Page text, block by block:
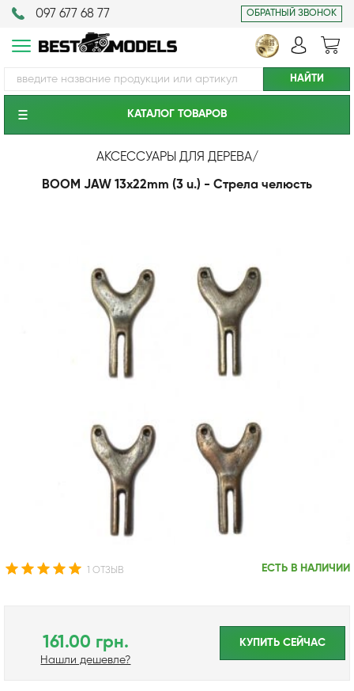
097 677 68 77 ОБРАТНЫЙ ЗВОНОК
КАТАЛОГ ТОВАРОВ
АКСЕССУАРЫ ДЛЯ ДЕРЕВА/
BOOM JAW 13x22mm (3 u.) - Стрела челюсть
1 ОТЗЫВ ЕСТЬ В НАЛИЧИИ
161.00 грн.
Нашли дешевле?
КУПИТЬ CЕЙЧАС